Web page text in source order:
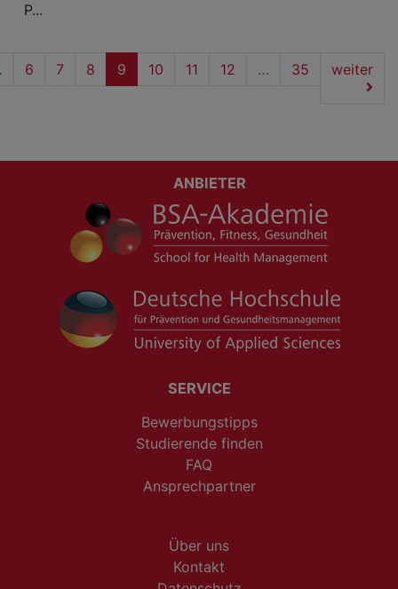
P...
6 7 8 9 (current)
10 11 12 … 35 weiter
ANBIETER
SERVICE
Bewerbungstipps
Studierende finden
FAQ
Ansprechpartner
Über uns
Kontakt